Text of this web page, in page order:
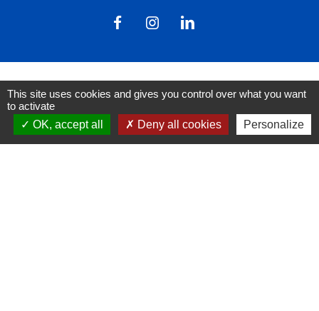
Liens
This site uses cookies and gives you control over what you want
to activate
OK, accept all
Deny all cookies Personalize